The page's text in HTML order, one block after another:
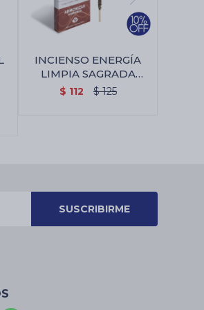
INCIENSO ENERGÍA
LIMPIA SAGRADA
MADRE X4 - Armonizar
$ 112 $ 125
SUSCRIBIRME